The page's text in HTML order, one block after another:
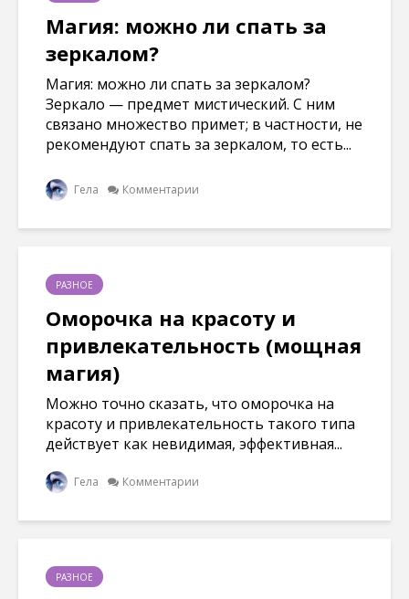
Магия: можно ли спать за
зеркалом?
Магия: можно ли спать за зеркалом?
Зеркало — предмет мистический. С ним
связано множество примет; в частности, не
рекомендуют спать за зеркалом, то есть...
Гела Комментарии
РАЗНОЕ
Оморочка на красоту и
привлекательность (мощная
магия)
Можно точно сказать, что оморочка на
красоту и привлекательность такого типа
действует как невидимая, эффективная...
Гела Комментарии
РАЗНОЕ